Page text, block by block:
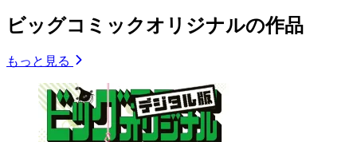
ビッグコミックオリジナルの作品
もっと見る